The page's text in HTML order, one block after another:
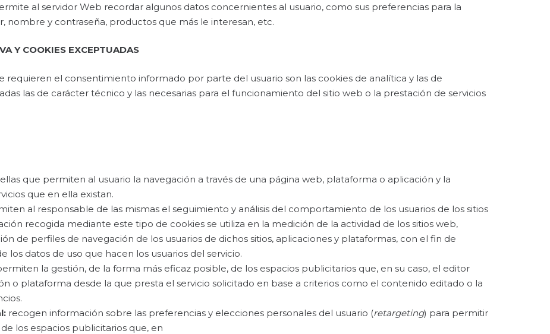
al servidor Web recordar algunos datos concernientes al usuario, como sus preferencias para la
nombre y contraseña, productos que más le interesan, etc.
Y COOKIES EXCEPTUADAS
requieren el consentimiento informado por parte del usuario son las cookies de analítica y las de
las de carácter técnico y las necesarias para el funcionamiento del sitio web o la prestación de servicios
que permiten al usuario la navegación a través de una página web, plataforma o aplicación y la
que en ella existan.
al responsable de las mismas el seguimiento y análisis del comportamiento de los usuarios de los sitios
recogida mediante este tipo de cookies se utiliza en la medición de la actividad de los sitios web,
de perfiles de navegación de los usuarios de dichos sitios, aplicaciones y plataformas, con el fin de
los datos de uso que hacen los usuarios del servicio.
la gestión, de la forma más eficaz posible, de los espacios publicitarios que, en su caso, el editor
o plataforma desde la que presta el servicio solicitado en base a criterios como el contenido editado o la
recogen información sobre las preferencias y elecciones personales del usuario (retargeting) para permitir
los espacios publicitarios que, en